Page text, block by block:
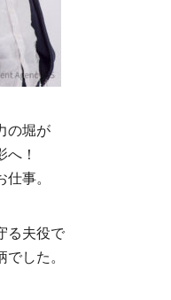
の堀が
！
事。
る夫役で
した。